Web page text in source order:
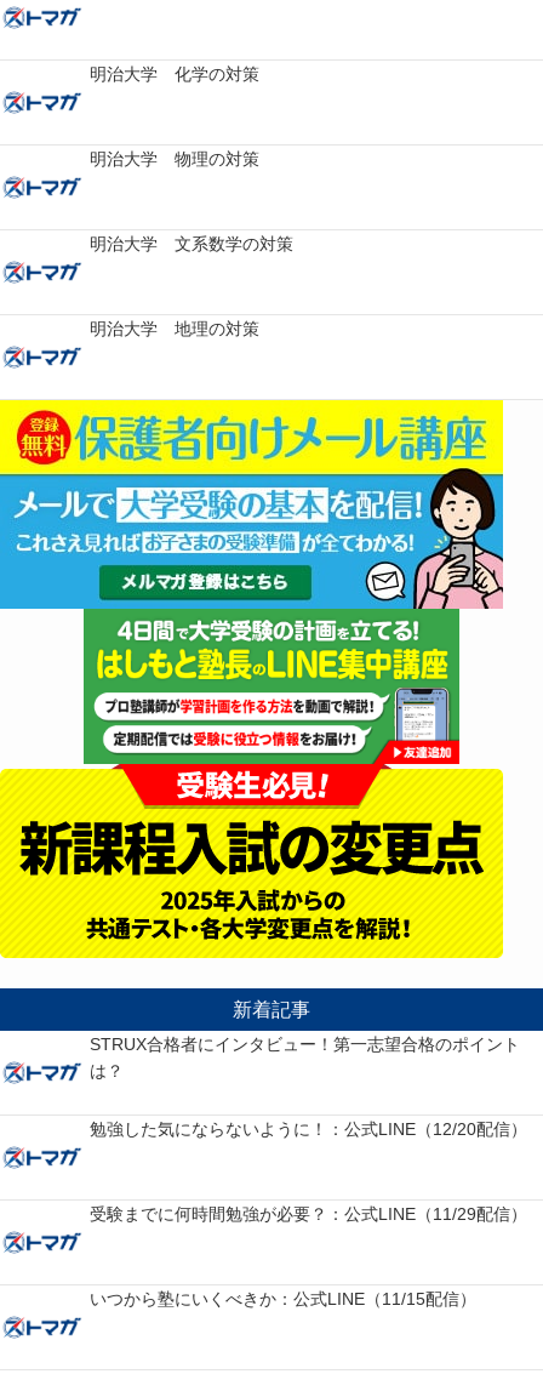
明治大学 化学の対策
明治大学 物理の対策
明治大学 文系数学の対策
明治大学 地理の対策
新着記事
STRUX合格者にインタビュー！第一志望合格のポイント
は？
勉強した気にならないように！：公式LINE（12/20配信）
受験までに何時間勉強が必要？：公式LINE（11/29配信）
いつから塾にいくべきか：公式LINE（11/15配信）